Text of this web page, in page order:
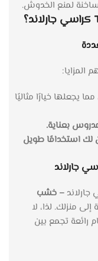
لمنع الخدوش.
المزايا:
مما يجعلها خيارًا مثاليًا
بعناية.
لك استخدامًا طويل
– خشب
منزلك. لذا، لا
رائعة تجمع بين